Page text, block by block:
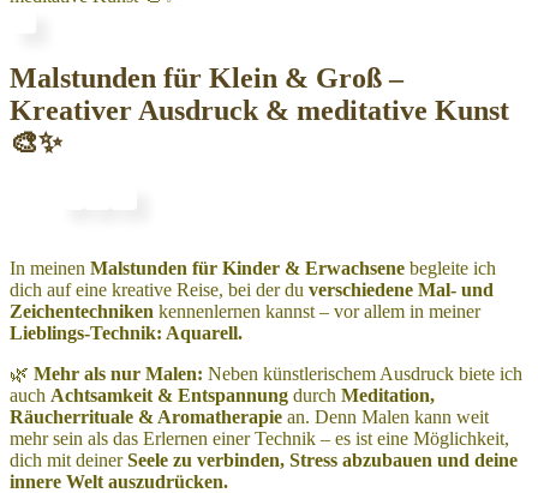
Malstunden für Klein & Groß –
Kreativer Ausdruck & meditative Kunst
🎨✨
In meinen Malstunden für Kinder & Erwachsene begleite ich
dich auf eine kreative Reise, bei der du verschiedene Mal- und
Zeichentechniken kennenlernen kannst – vor allem in meiner
Lieblings-Technik: Aquarell.
🌿 Mehr als nur Malen: Neben künstlerischem Ausdruck biete ich
auch Achtsamkeit & Entspannung durch Meditation,
Räucherrituale & Aromatherapie an. Denn Malen kann weit
mehr sein als das Erlernen einer Technik – es ist eine Möglichkeit,
dich mit deinerSeele zu verbinden, Stress abzubauen und deine
innere Welt auszudrücken.